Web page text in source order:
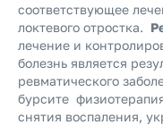
соответствующее
локтевого отростка.
лечение и
болезнь является
ревматического
бурсите
снятия воспаления,